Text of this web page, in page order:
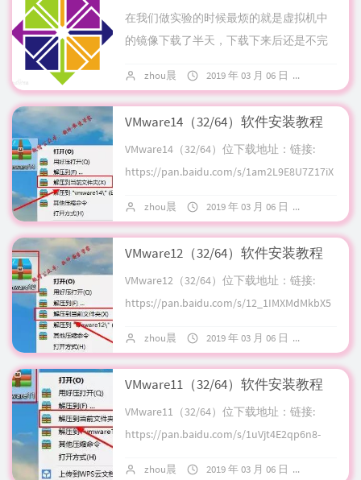
在我们做实验的时候最烦的就是虚拟机中
的镜像下载了半天，下载下来后还是不完
坛中花了金币结果被坑的；为了杜绝此类
事情再次发...
zhou晨 2019 年 03 月 06 日
VMware14（32/64）软件安装教程
VMware14（32/64）位下载地址：链接:
https://pan.baidu.com/s/1am2L9E8U7Z17iX
zhou晨 2019 年 03 月 06 日
VMware12（32/64）软件安装教程
VMware12（32/64）位下载地址：链接:
https://pan.baidu.com/s/12_1IMXMdMkbX5
zhou晨 2019 年 03 月 06 日
VMware11（32/64）软件安装教程
VMware11（32/64）位下载地址：链接:
https://pan.baidu.com/s/1uVjt4E2qp6n8-
zhou晨 2019 年 03 月 06 日